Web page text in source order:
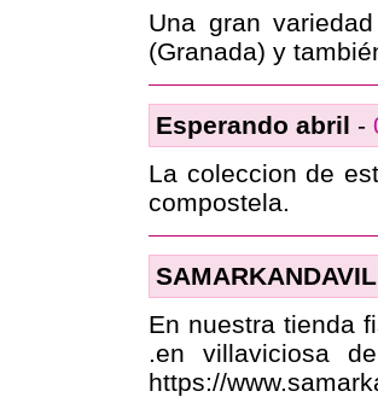
Una gran
(Granada) y
Esperando abril -
La coleccion de
compostela.
En nuestra tienda
.en villaviciosa
https://